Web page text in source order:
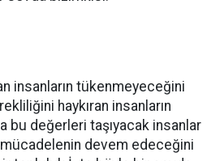
insanların tükenmeyeceğini
haykıran insanların
bu değerleri taşıyacak insanlar
devem edeceğini